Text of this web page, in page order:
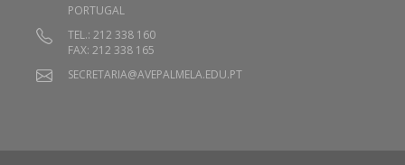
PORTUGAL
TEL.: 212 338 160
FAX: 212 338 165
SECRETARIA@AVEPALMELA.EDU.PT